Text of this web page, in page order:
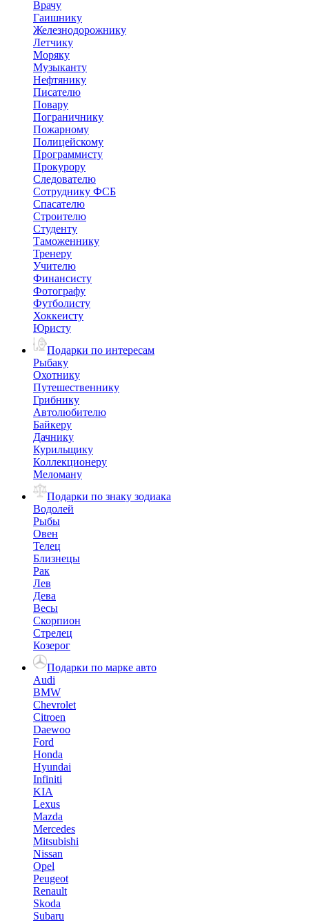
Врачу
Гаишнику
Железнодорожнику
Летчику
Моряку
Музыканту
Нефтянику
Писателю
Повару
Пограничнику
Пожарному
Полицейскому
Программисту
Прокурору
Следователю
Сотруднику ФСБ
Спасателю
Строителю
Студенту
Таможеннику
Тренеру
Учителю
Финансисту
Фотографу
Футболисту
Хоккеисту
Юристу
Подарки по интересам
Рыбаку
Охотнику
Путешественнику
Грибнику
Автолюбителю
Байкеру
Дачнику
Курильщику
Коллекционеру
Меломану
Подарки по знаку зодиака
Водолей
Рыбы
Овен
Телец
Близнецы
Рак
Лев
Дева
Весы
Скорпион
Стрелец
Козерог
Подарки по марке авто
Audi
BMW
Chevrolet
Citroen
Daewoo
Ford
Honda
Hyundai
Infiniti
KIA
Lexus
Mazda
Mercedes
Mitsubishi
Nissan
Opel
Peugeot
Renault
Skoda
Subaru